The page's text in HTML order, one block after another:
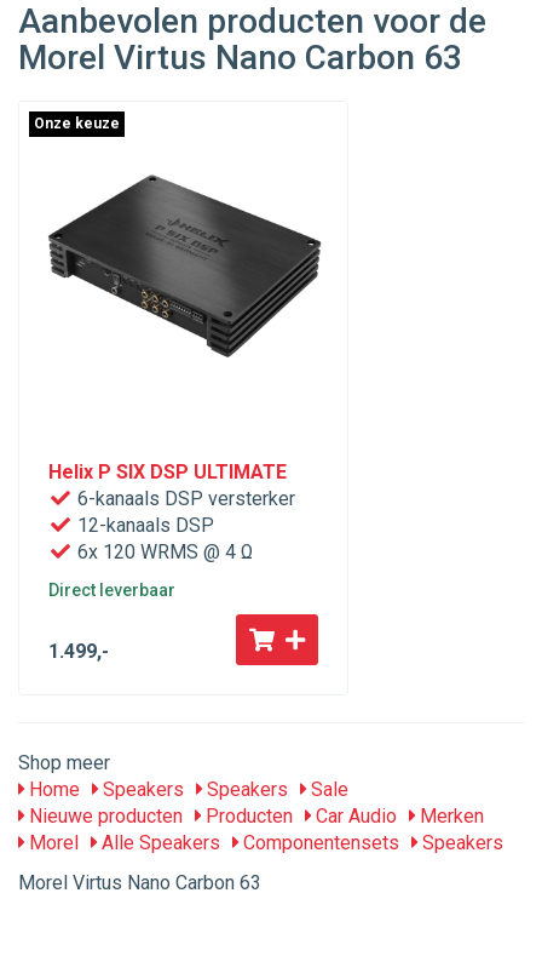
Aanbevolen producten voor de
Morel Virtus Nano Carbon 63
Onze keuze
Helix P SIX DSP ULTIMATE
6-kanaals DSP versterker
12-kanaals DSP
6x 120 WRMS @ 4 Ω
Direct leverbaar
1.499,-
Shop meer
Home
Speakers Speakers
Sale
Nieuwe producten
Producten Car Audio
Merken
Morel
Alle Speakers Componentensets
Speakers
Morel Virtus Nano Carbon 63